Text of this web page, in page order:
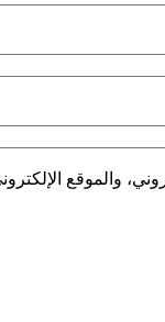
والموقع